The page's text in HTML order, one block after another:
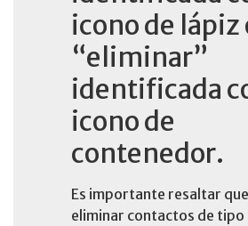
icono de lápiz
“eliminar”
identificada
icono de
contenedor.
Es importante resaltar
eliminar contactos de tipo